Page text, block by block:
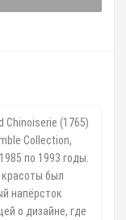
Chinoiserie (1765)
Collection,
по 1993 годы.
красоты был
напёрсток
о дизайне, где